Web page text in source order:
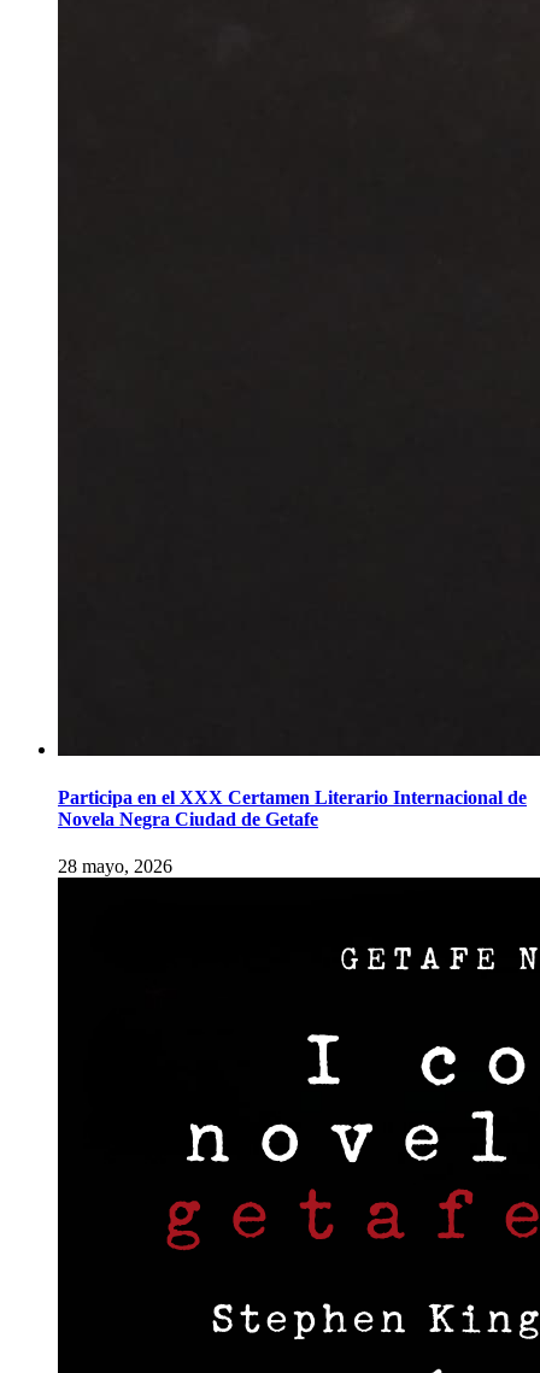
Participa en el XXX Certamen Literario Internacional de
Novela Negra Ciudad de Getafe
28 mayo, 2026